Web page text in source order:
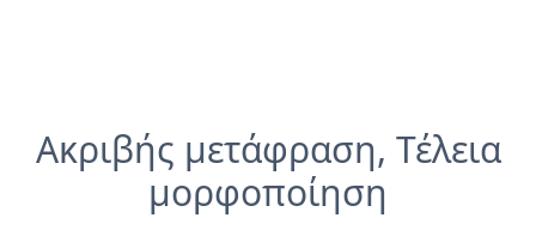
Ακριβής μετάφραση, Τέλεια
μορφοποίηση